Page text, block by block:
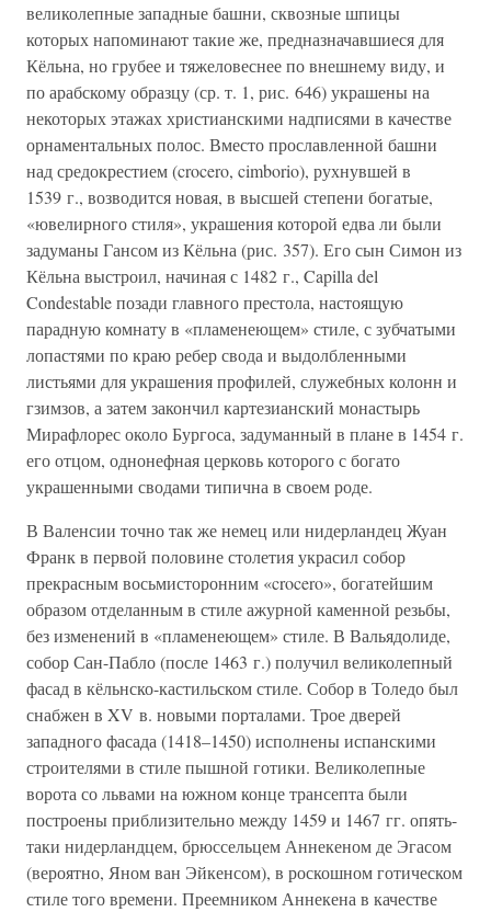
великолепные западные башни, сквозные шпицы
которых напоминают такие же, предназначавшиеся для
Кёльна, но грубее и тяжеловеснее по внешнему виду, и
по арабскому образцу (ср. т. 1, рис. 646) украшены на
некоторых этажах христианскими надписями в качестве
орнаментальных полос. Вместо прославленной башни
над средокрестием (crocero, cimborio), рухнувшей в
1539 г., возводится новая, в высшей степени богатые,
«ювелирного стиля», украшения которой едва ли были
задуманы Гансом из Кёльна (рис. 357). Его сын Симон из
Кёльна выстроил, начиная с 1482 г., Capilla del
Condestable позади главного престола, настоящую
парадную комнату в «пламенеющем» стиле, с зубчатыми
лопастями по краю ребер свода и выдолбленными
листьями для украшения профилей, служебных колонн и
гзимзов, а затем закончил картезианский монастырь
Мирафлорес около Бургоса, задуманный в плане в 1454 г.
его отцом, однонефная церковь которого с богато
украшенными сводами типична в своем роде.
В Валенсии точно так же немец или нидерландец Жуан
Франк в первой половине столетия украсил собор
прекрасным восьмисторонним «crocero», богатейшим
образом отделанным в стиле ажурной каменной резьбы,
без изменений в «пламенеющем» стиле. В Вальядолиде,
собор Сан-Пабло (после 1463 г.) получил великолепный
фасад в кёльнско-кастильском стиле. Собор в Толедо был
снабжен в XV в. новыми порталами. Трое дверей
западного фасада (1418–1450) исполнены испанскими
строителями в стиле пышной готики. Великолепные
ворота со львами на южном конце трансепта были
построены приблизительно между 1459 и 1467 гг. опять-
таки нидерландцем, брюссельцем Аннекеном де Эгасом
(вероятно, Яном ван Эйкенсом), в роскошном готическом
стиле того времени. Преемником Аннекена в качестве